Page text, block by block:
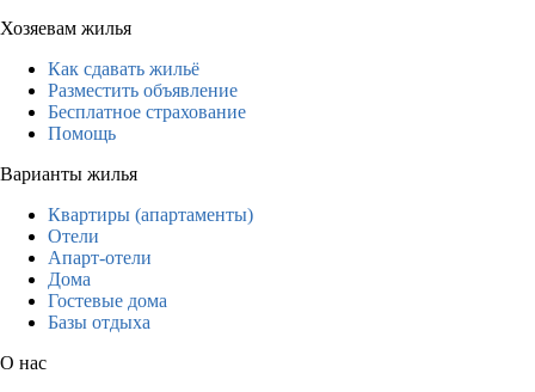
Хозяевам жилья
Как сдавать жильё
Разместить объявление
Бесплатное страхование
Помощь
Варианты жилья
Квартиры (апартаменты)
Отели
Апарт-отели
Дома
Гостевые дома
Базы отдыха
О нас